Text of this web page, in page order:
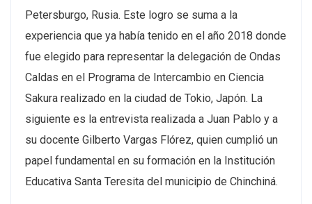
Petersburgo, Rusia. Este logro se suma a la
experiencia que ya había tenido en el año 2018 donde
fue elegido para representar la delegación de Ondas
Caldas en el Programa de Intercambio en Ciencia
Sakura realizado en la ciudad de Tokio, Japón. La
siguiente es la entrevista realizada a Juan Pablo y a
su docente Gilberto Vargas Flórez, quien cumplió un
papel fundamental en su formación en la Institución
Educativa Santa Teresita del municipio de Chinchiná.